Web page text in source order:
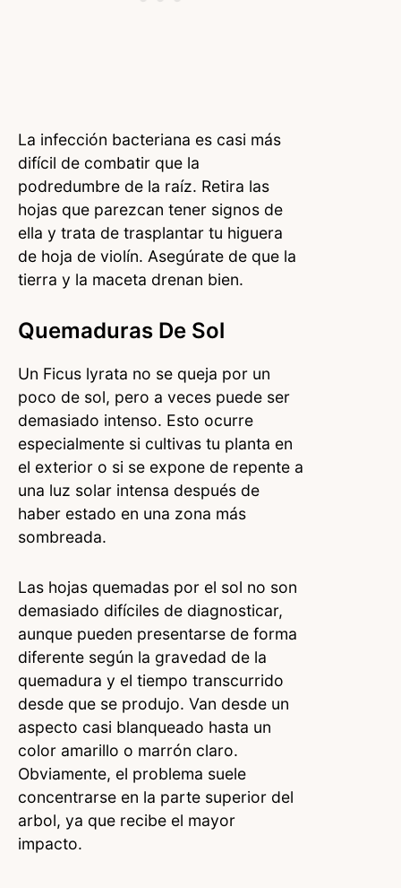
La infección bacteriana es casi más
difícil de combatir que la
podredumbre de la raíz. Retira las
hojas que parezcan tener signos de
ella y trata de trasplantar tu higuera
de hoja de violín. Asegúrate de que la
tierra y la maceta drenan bien.
Quemaduras De Sol
Un Ficus lyrata no se queja por un
poco de sol, pero a veces puede ser
demasiado intenso. Esto ocurre
especialmente si cultivas tu planta en
el exterior o si se expone de repente a
una luz solar intensa después de
haber estado en una zona más
sombreada.
Las hojas quemadas por el sol no son
demasiado difíciles de diagnosticar,
aunque pueden presentarse de forma
diferente según la gravedad de la
quemadura y el tiempo transcurrido
desde que se produjo. Van desde un
aspecto casi blanqueado hasta un
color amarillo o marrón claro.
Obviamente, el problema suele
concentrarse en la parte superior del
arbol, ya que recibe el mayor
impacto.